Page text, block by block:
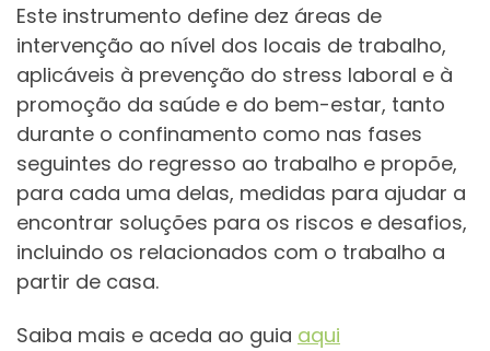
Este instrumento define dez áreas de
intervenção ao nível dos locais de trabalho,
aplicáveis à prevenção do stress laboral e à
promoção da saúde e do bem-estar, tanto
durante o confinamento como nas fases
seguintes do regresso ao trabalho e propõe,
para cada uma delas, medidas para ajudar a
encontrar soluções para os riscos e desafios,
incluindo os relacionados com o trabalho a
partir de casa.
Saiba mais e aceda ao guia aqui